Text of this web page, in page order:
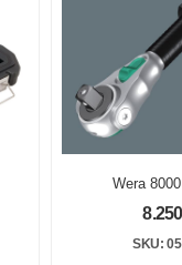
Wera
SKU: